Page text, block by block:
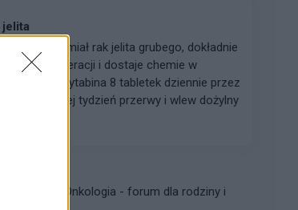
jelita
mój mąż miał rak jelita grubego, dokładnie
Jest po operacji i dostaje chemie w
Kapecytabina 8 tabletek dziennie przez
później tydzień przerwy i wlew dożylny
Onkologia - forum dla rodziny i